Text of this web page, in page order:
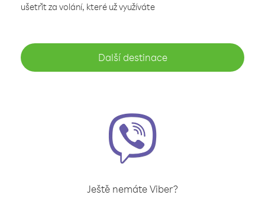
ušetřit za volání, které už využíváte
Další destinace
Ještě nemáte Viber?